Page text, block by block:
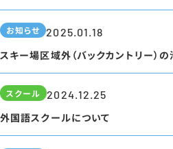
お知らせ 2025.01.18
スキー場区域外（バックカントリー）
スクール 2024.12.25
外国語スクールについて